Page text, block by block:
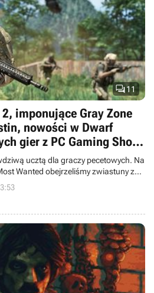
11
imponujące Gray Zone
nowości w Dwarf
gier z PC Gaming Show
ucztą dla graczy pecetowych. Na
Wanted obejrzeliśmy zwiastuny z
The Masquarade –
czy Menace.